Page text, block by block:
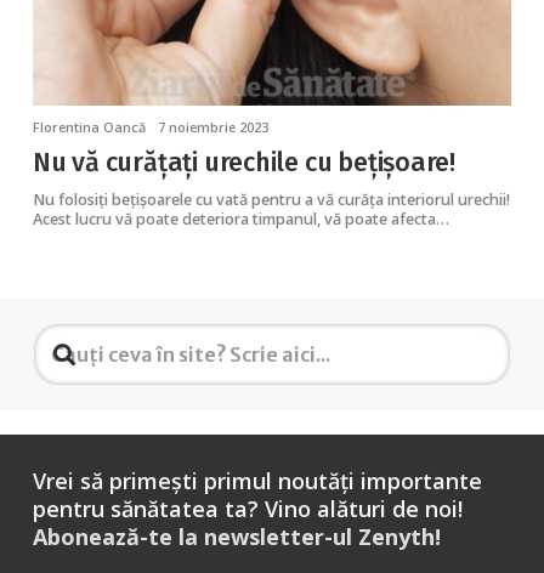
Florentina Oancă 7 noiembrie 2023
Nu vă curățați urechile cu bețișoare!
Nu folosiți bețișoarele cu vată pentru a vă curăța interiorul urechii!
Acest lucru vă poate deteriora timpanul, vă poate afecta…
Vrei să primești primul noutăți importante
pentru sănătatea ta? Vino alături de noi!
Abonează-te la newsletter-ul Zenyth!